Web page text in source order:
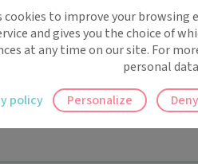
!
rappels automatiques pour ne plus
cookies to improve your
and gives you the choice of
at any time on our site. For
personal
Personalize
policy